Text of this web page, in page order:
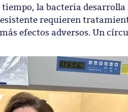
la bacteria desarrolla
requieren
efectos adversos. Un